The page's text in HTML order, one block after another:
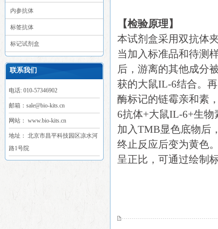
内参抗体
标签抗体
标记试剂盒
联系我们
电话: 010-57346902
邮箱：sale@bio-kits.cn
网站： www.bio-kits.cn
地址： 北京市昌平科技园区凉水河
路1号院
【检验原理】
本试剂盒采用双抗体
当加入标准品和待测
后，游离的其他成分
获的大鼠IL-6结合。
酶标记的链霉亲和素
6抗体+大鼠IL-6+生物
加入TMB显色底物后
终止反应后变为黄色
呈正比，可通过绘制